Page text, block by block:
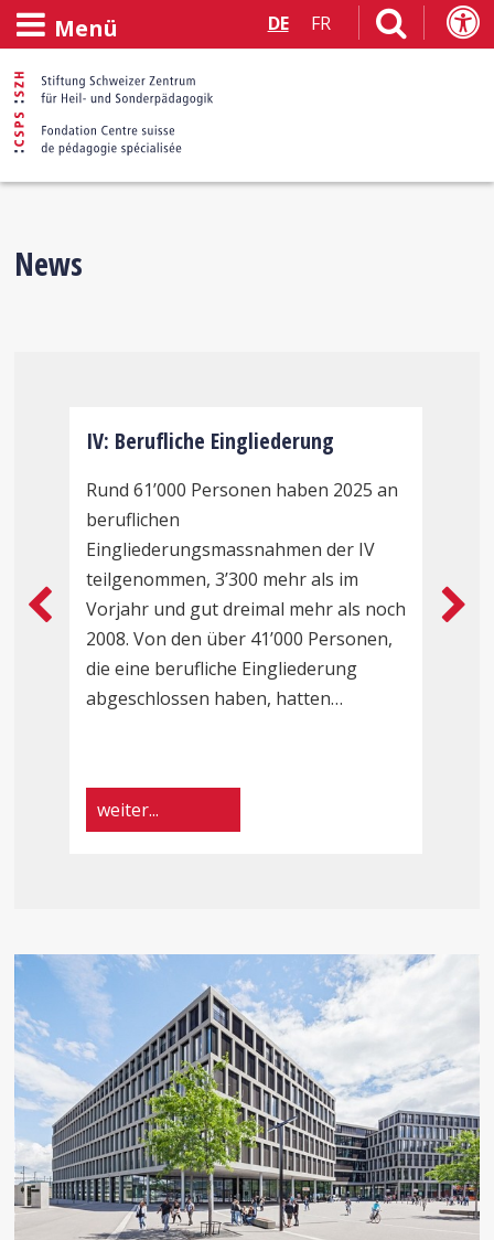
Menü DE FR
Willkommen
Zentrum
und
Sonderpädagogik
News
IV: Berufliche Eingliederung
Rund 61’000 Personen haben 2025 an
beruflichen
Eingliederungsmassnahmen der IV
teilgenommen, 3’300 mehr als im
Vorjahr und gut dreimal mehr als noch
2008. Von den über 41’000 Personen,
die eine berufliche Eingliederung
abgeschlossen haben, hatten…
weiter...